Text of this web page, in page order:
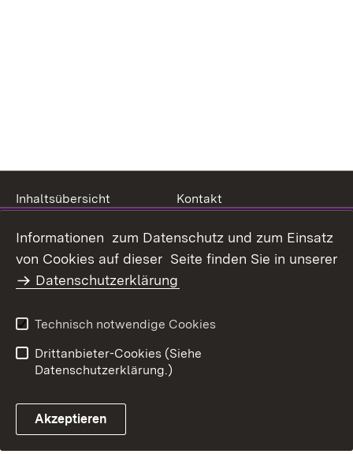
Inhaltsübersicht
Kontakt
Barrierefreiheit
Benutzungshinweise
Impressum
Informationen zum Datenschutz und zum Einsatz
von Cookies auf dieser Seite finden Sie in unserer
Datenschutzerklärung
Technisch notwendige Cookies
Drittanbieter-Cookies (Siehe
Datenschutzerklärung.)
Akzeptieren